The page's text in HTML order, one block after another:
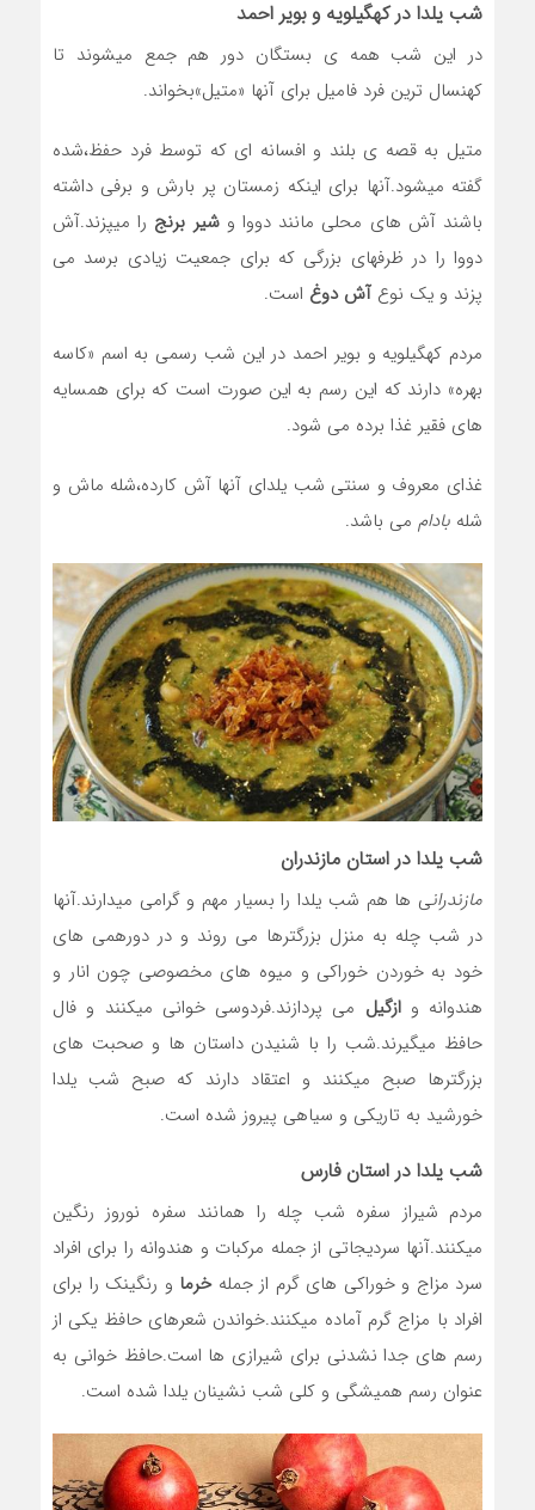
شب یلدا در کهگیلویه و بویر احمد
در این شب همه ی بستگان دور هم جمع میشوند تا
کهنسال ترین فرد فامیل برای آنها «متیل»بخواند.
متیل به قصه ی بلند و افسانه ای که توسط فرد حفظ،شده
گفته میشود.آنها برای اینکه زمستان پر بارش و برفی داشته
باشند آش های محلی مانند دووا وشیر برنج را میپزند.آش
دووا را در ظرفهای بزرگی که برای جمعیت زیادی برسد می
پزند و یک نوع آش دوغ است.
مردم کهگیلویه و بویر احمد در این شب رسمی به اسم «کاسه
بهره» دارند که این رسم به این صورت است که برای همسایه
های فقیر غذا برده می شود.
غذای معروف و سنتی شب یلدای آنها آش کارده،شله ماش و
شله بادام می باشد.
شب یلدا در استان مازندران
مازندرانی ها هم شب یلدا را بسیار مهم و گرامی میدارند.آنها
در شب چله به منزل بزرگترها می روند و در دورهمی های
خود به خوردن خوراکی و میوه های مخصوصی چون انار و
هندوانه وازگیل می پردازند.فردوسی خوانی میکنند و فال
حافظ میگیرند.شب را با شنیدن داستان ها و صحبت های
بزرگترها صبح میکنند و اعتقاد دارند که صبح شب یلدا
خورشید به تاریکی و سیاهی پیروز شده است.
شب یلدا در استان فارس
مردم شیراز سفره شب چله را همانند سفره نوروز رنگین
میکنند.آنها سردیجاتی از جمله مرکبات و هندوانه را برای افراد
سرد مزاج و خوراکی های گرم از جملهخرما و رنگینک را برای
افراد با مزاج گرم آماده میکنند.خواندن شعرهای حافظ یکی از
رسم های جدا نشدنی برای شیرازی ها است.حافظ خوانی به
عنوان رسم همیشگی و کلی شب نشینان یلدا شده است.